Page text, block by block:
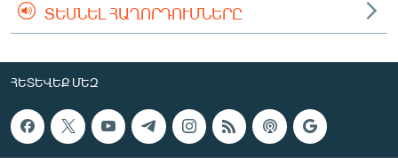
ՏԵՍՆԵԼ ՀԱՂՈՐԴՈՒՄՆԵՐԸ
ՀԵՏԵՎԵՔ ՄԵԶ